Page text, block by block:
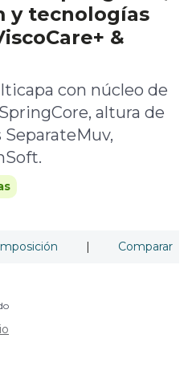
y tecnologías
&
con núcleo de
altura de
| Comparar